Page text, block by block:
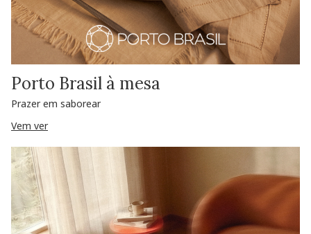
Porto Brasil à mesa
Prazer em saborear
Vem ver